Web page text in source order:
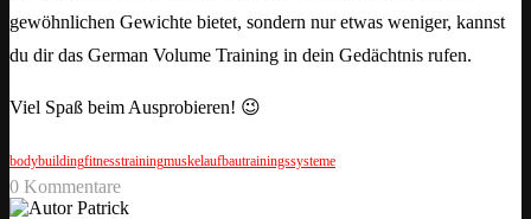
gewöhnlichen Gewichte bietet, sondern nur etwas weniger, kannst
du dir das German Volume Training in dein Gedächtnis rufen.
Viel Spaß beim Ausprobieren! 😉
bodybuildingfitnesstrainingmuskelaufbautrainingssysteme
0 Kommentare